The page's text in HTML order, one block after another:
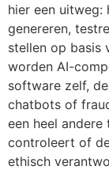
hier een uitweg:
genereren,
stellen op basis
worden AI-
software zelf,
chatbots of
een heel
controleert of
ethisch